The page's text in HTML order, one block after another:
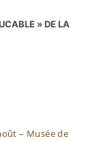
» DE LA
– Musée de